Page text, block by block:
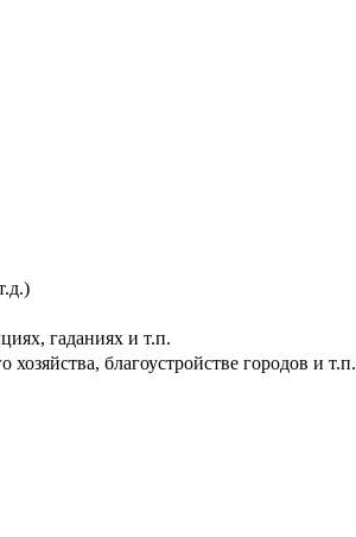
гаданиях и т.п.
благоустройстве городов и т.п.